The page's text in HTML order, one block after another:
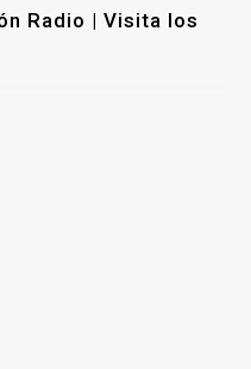
Radio | Visita los